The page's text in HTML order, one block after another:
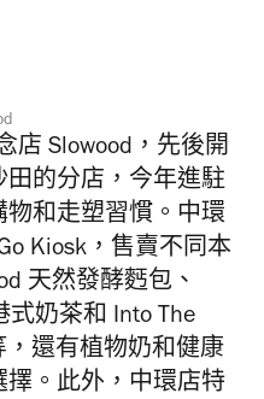
店 Slowood，先後開
的分店，今年進駐
物和走塑習慣。中環
Kiosk，售賣不同本
天然發酵麫包、
式奶茶和 Into The
，還有植物奶和健康
。此外，中環店特